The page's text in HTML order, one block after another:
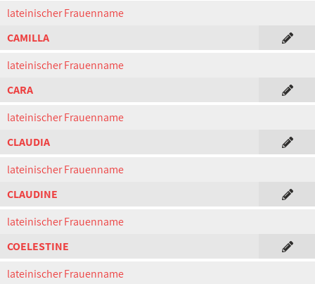
lateinischer Frauenname
CAMILLA
lateinischer Frauenname
CARA
lateinischer Frauenname
CLAUDIA
lateinischer Frauenname
CLAUDINE
lateinischer Frauenname
COELESTINE
lateinischer Frauenname